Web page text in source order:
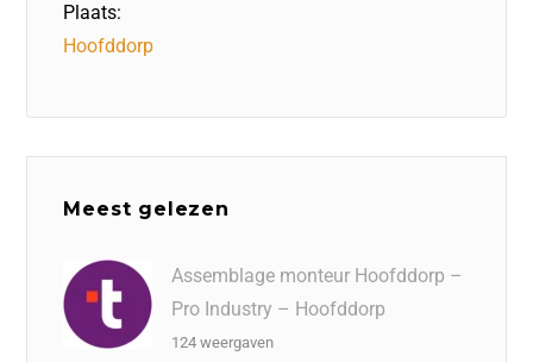
Plaats:
Hoofddorp
Meest gelezen
Assemblage monteur Hoofddorp –
Pro Industry – Hoofddorp
124 weergaven